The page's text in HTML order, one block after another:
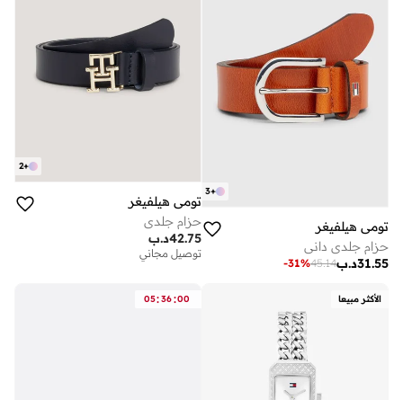
+
3
تومي هيلفيغر
حزام جلدي داني
د.ب31.55
45.14
-31%
+
2
تومي هيلفيغر
حزام جلدي
د.ب42.75
توصيل مجاني
الأكثر مبيعا 05:36:00